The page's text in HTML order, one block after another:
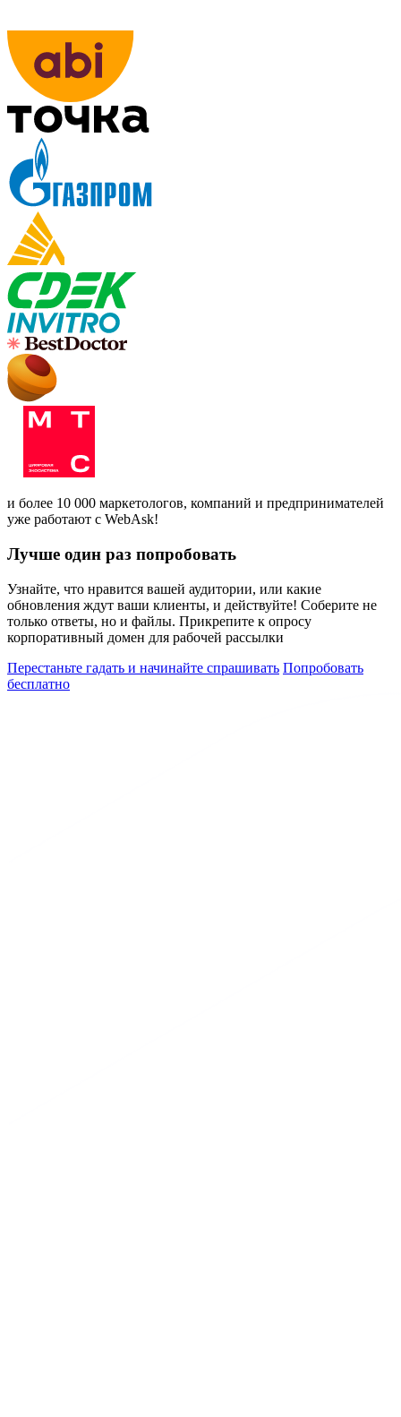
и более 10 000 маркетологов, компаний и предпринимателей
уже работают с WebAsk!
Лучше один раз попробовать
Узнайте, что нравится вашей аудитории, или какие
обновления ждут ваши клиенты, и действуйте! Соберите не
только ответы, но и файлы. Прикрепите к опросу
корпоративный домен для рабочей рассылки
Перестаньте гадать и начинайте спрашивать Попробовать
бесплатно